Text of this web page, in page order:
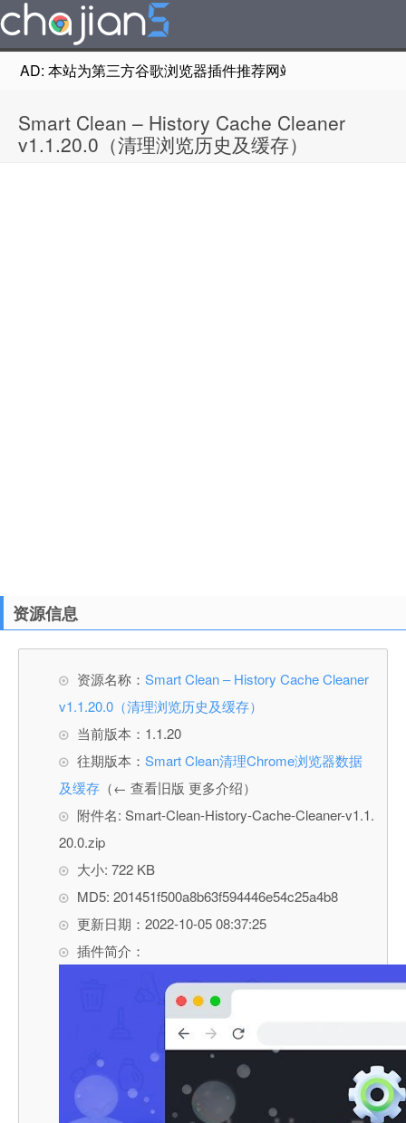
AD: 本站为第三方谷歌浏览器插件推荐网站，非Google
Smart Clean – History Cache Cleaner
v1.1.20.0（清理浏览历史及缓存）
资源信息
资源名称： Smart Clean – History Cache Cleaner
v1.1.20.0（清理浏览历史及缓存）
当前版本：1.1.20
往期版本： Smart Clean清理Chrome浏览器数据
及缓存 （← 查看旧版 更多介绍）
附件名: Smart-Clean-History-Cache-Cleaner-v1.1.
20.0.zip
大小: 722 KB
MD5: 201451f500a8b63f594446e54c25a4b8
更新日期：2022-10-05 08:37:25
插件简介：